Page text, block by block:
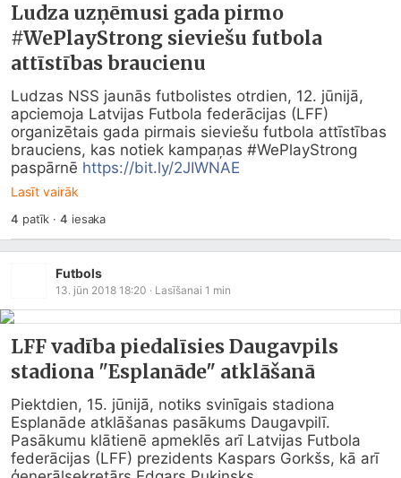
Ludza uzņēmusi gada pirmo
#WePlayStrong sieviešu futbola
attīstības braucienu
Ludzas NSS jaunās futbolistes otrdien, 12. jūnijā,
apciemoja Latvijas Futbola federācijas (LFF)
organizētais gada pirmais sieviešu futbola attīstības
brauciens, kas notiek kampaņas #WePlayStrong
paspārnē https://bit.ly/2JIWNAE
Lasīt vairāk
4 patīk ·4 iesaka
Futbols
13. jūn 2018 18:20 · Lasīšanai 1 min
LFF vadība piedalīsies Daugavpils
stadiona "Esplanāde" atklāšanā
Piektdien, 15. jūnijā, notiks svinīgais stadiona
Esplanāde atklāšanas pasākums Daugavpilī.
Pasākumu klātienē apmeklēs arī Latvijas Futbola
federācijas (LFF) prezidents Kaspars Gorkšs, kā arī